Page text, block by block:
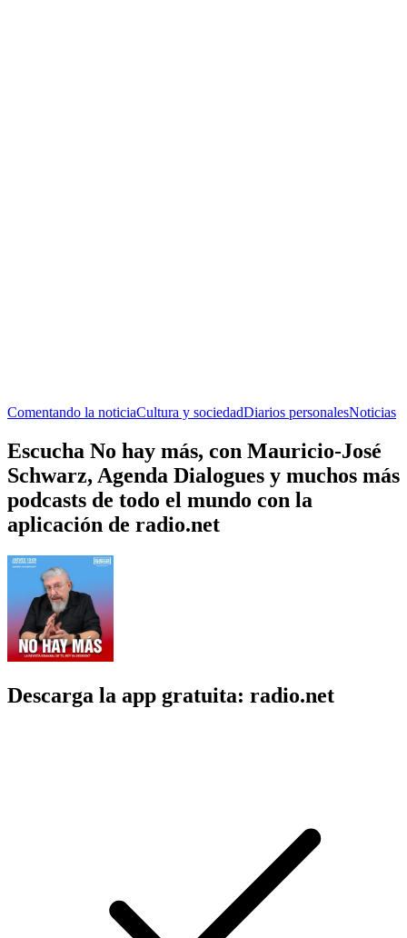
Comentando la noticiaCultura y sociedadDiarios personalesNoticias
Escucha No hay más, con Mauricio-José
Schwarz, Agenda Dialogues y muchos más
podcasts de todo el mundo con la
aplicación de radio.net
Descarga la app gratuita: radio.net